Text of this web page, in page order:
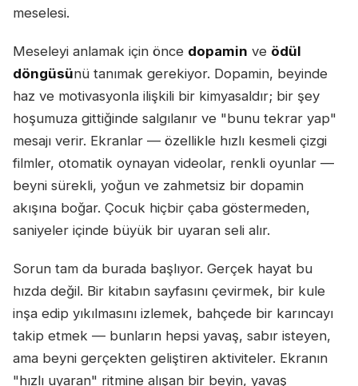
meselesi.
Meseleyi anlamak için önce dopamin ve ödül
döngüsünü tanımak gerekiyor. Dopamin, beyinde
haz ve motivasyonla ilişkili bir kimyasaldır; bir şey
hoşumuza gittiğinde salgılanır ve "bunu tekrar yap"
mesajı verir. Ekranlar — özellikle hızlı kesmeli çizgi
filmler, otomatik oynayan videolar, renkli oyunlar —
beyni sürekli, yoğun ve zahmetsiz bir dopamin
akışına boğar. Çocuk hiçbir çaba göstermeden,
saniyeler içinde büyük bir uyaran seli alır.
Sorun tam da burada başlıyor. Gerçek hayat bu
hızda değil. Bir kitabın sayfasını çevirmek, bir kule
inşa edip yıkılmasını izlemek, bahçede bir karıncayı
takip etmek — bunların hepsi yavaş, sabır isteyen,
ama beyni gerçekten geliştiren aktiviteler. Ekranın
"hızlı uyaran" ritmine alışan bir beyin, yavaş